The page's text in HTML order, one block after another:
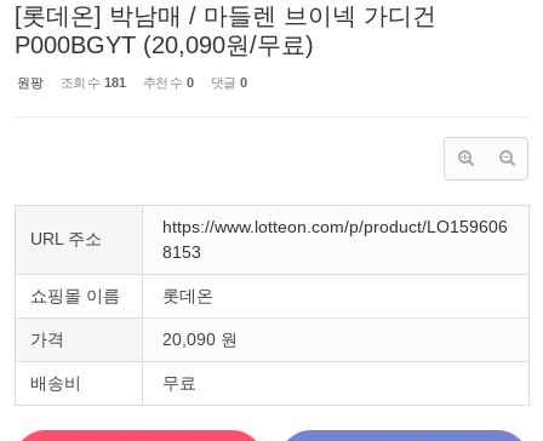
[롯데온] 박남매 / 마들렌 브이넥 가디건
P000BGYT (20,090원/무료)
원팡 조회 수 181 추천 수 0 댓글 0
URL 주소
https://www.lotteon.com/p/product/LO159606
8153
쇼핑몰 이름 롯데온
가격 20,090 원
배송비 무료